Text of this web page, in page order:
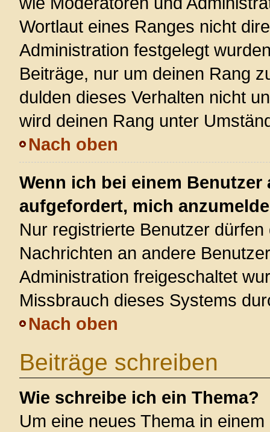
Wortlaut eines Ranges nicht
Administration festgelegt
Beiträge, nur um deinen Rang
dulden dieses Verhalten nicht
wird deinen Rang unter
Nach oben
Wenn ich bei einem
aufgefordert, mich
Nur registrierte Benutzer
Nachrichten an andere
Administration freigeschaltet
Missbrauch dieses Systems
Nach oben
Beiträge schreiben
Wie schreibe ich ein Thema?
Um eine neues Thema in